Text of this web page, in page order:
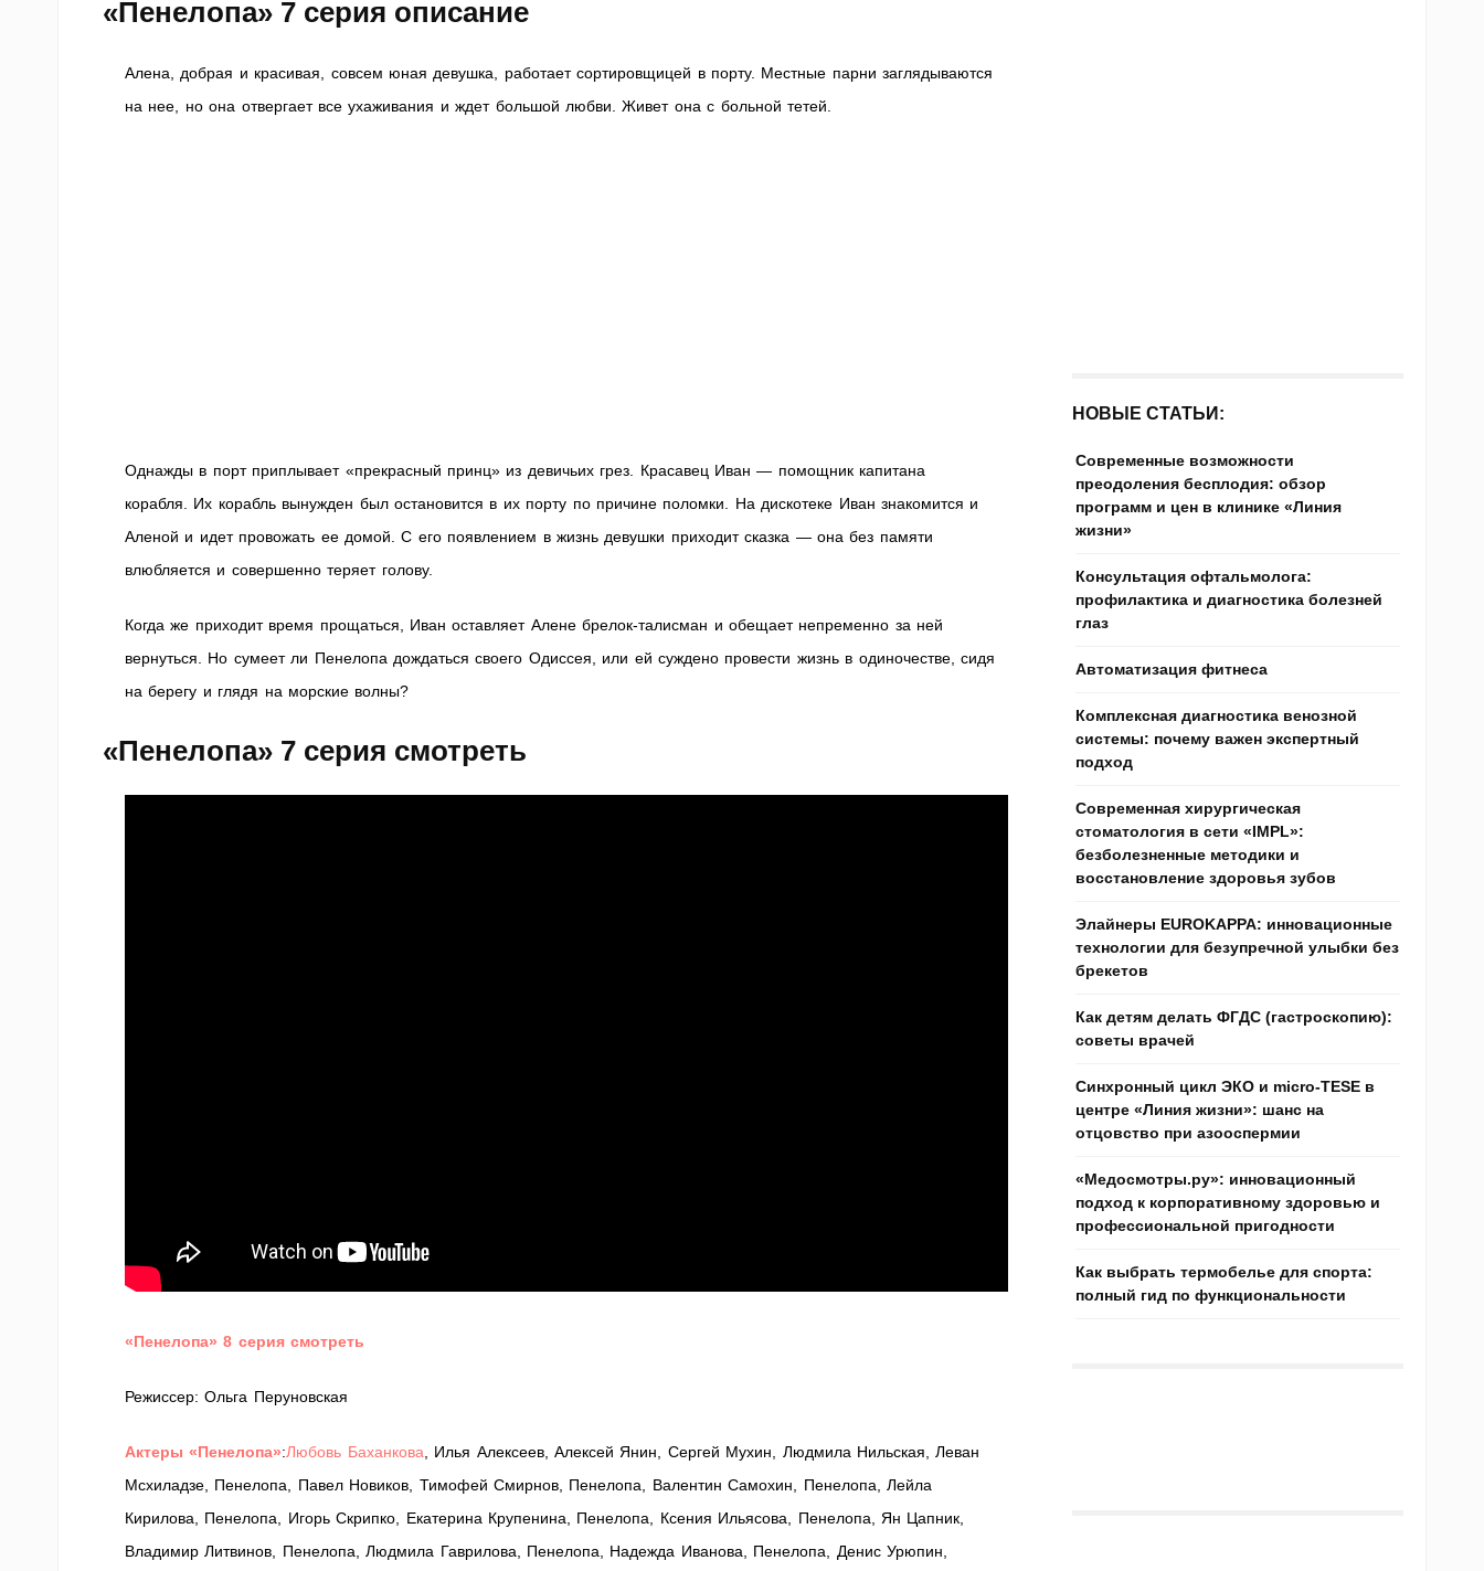
«Пенелопа» 7 серия описание
Алена, добрая и красивая, совсем юная девушка, работает сортировщицей в порту. Местные парни заглядываются
на нее, но она отвергает все ухаживания и ждет большой любви. Живет она с больной тетей.
Однажды в порт приплывает «прекрасный принц» из девичьих грез. Красавец Иван — помощник капитана
корабля. Их корабль вынужден был остановится в их порту по причине поломки. На дискотеке Иван знакомится и
Аленой и идет провожать ее домой. С его появлением в жизнь девушки приходит сказка — она без памяти
влюбляется и совершенно теряет голову.
Когда же приходит время прощаться, Иван оставляет Алене брелок-талисман и обещает непременно за ней
вернуться. Но сумеет ли Пенелопа дождаться своего Одиссея, или ей суждено провести жизнь в одиночестве, сидя
на берегу и глядя на морские волны?
«Пенелопа» 7 серия смотреть
«Пенелопа» 8 серия смотреть
Режиссер: Ольга Перуновская
Актеры «Пенелопа»:Любовь Баханкова, Илья Алексеев, Алексей Янин, Сергей Мухин, Людмила Нильская, Леван
Мсхиладзе, Пенелопа, Павел Новиков, Тимофей Смирнов, Пенелопа, Валентин Самохин, Пенелопа, Лейла
Кирилова, Пенелопа, Игорь Скрипко, Екатерина Крупенина, Пенелопа, Ксения Ильясова, Пенелопа, Ян Цапник,
Владимир Литвинов, Пенелопа, Людмила Гаврилова, Пенелопа, Надежда Иванова, Пенелопа, Денис Урюпин,
НОВЫЕ СТАТЬИ:
Современные возможности
преодоления бесплодия: обзор
программ и цен в клинике «Линия
жизни»
Консультация офтальмолога:
профилактика и диагностика болезней
глаз
Автоматизация фитнеса
Комплексная диагностика венозной
системы: почему важен экспертный
подход
Современная хирургическая
стоматология в сети «IMPL»:
безболезненные методики и
восстановление здоровья зубов
Элайнеры EUROKAPPA: инновационные
технологии для безупречной улыбки без
брекетов
Как детям делать ФГДС (гастроскопию):
советы врачей
Синхронный цикл ЭКО и micro-TESE в
центре «Линия жизни»: шанс на
отцовство при азооспермии
«Медосмотры.ру»: инновационный
подход к корпоративному здоровью и
профессиональной пригодности
Как выбрать термобелье для спорта:
полный гид по функциональности